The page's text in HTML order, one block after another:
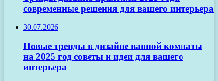
современные решения для вашего интерьера
30.07.2026
Новые тренды в дизайне ванной комнаты
на 2025 год советы и идеи для вашего
интерьера